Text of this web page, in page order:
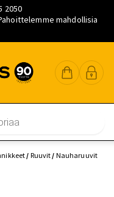
2050
mahdollisia
/ Ruuvit / Nauharuuvit